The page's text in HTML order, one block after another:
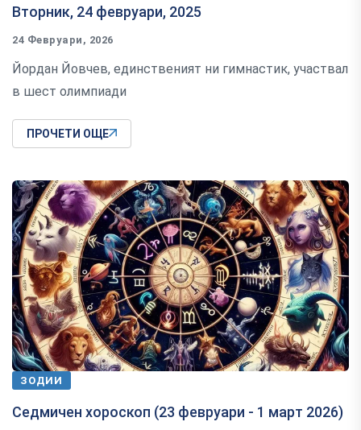
Вторник, 24 февруари, 2025
24 Февруари, 2026
Йордан Йовчев, единственият ни гимнастик, участвал
в шест олимпиади
ПРОЧЕТИ ОЩЕ
ЗОДИИ
Седмичен хороскоп (23 февруари - 1 март 2026)